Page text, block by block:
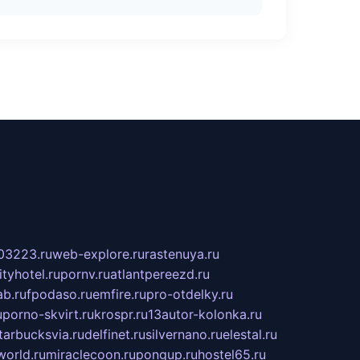
web-explore.rurastenuya.ru
pornv.ruatlantpereezd.ru
fpodaso.ruemfire.rupro-otdelky.ru
porno-skvirt.rukrospr.ru13autor-kolonka.ru
delfinet.rusilvernano.ruelestal.ru
miraclecoon.rupongup.ruhostel65.ru